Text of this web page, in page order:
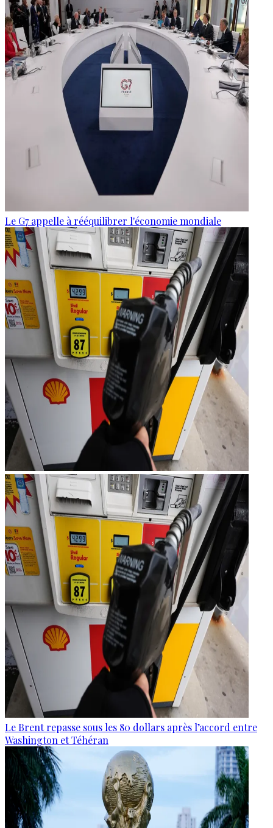
Le G7 appelle à rééquilibrer l'économie mondiale
Le Brent repasse sous les 80 dollars après l’accord entre
Washington et Téhéran